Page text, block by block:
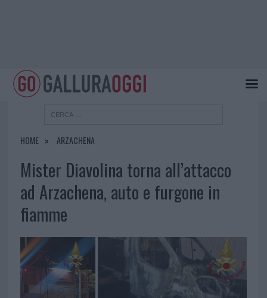
HOME ARZACHENA
Mister Diavolina torna all’attacco
ad Arzachena, auto e furgone in
fiamme